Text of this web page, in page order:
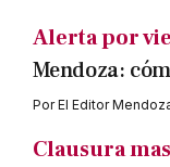
Alerta por
Mendoza:
PorEl Editor
Clausura